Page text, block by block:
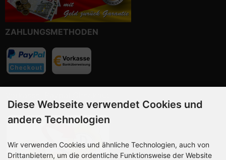
ZAHLUNGSMETHODEN
Diese Webseite verwendet Cookies und
andere Technologien
Wir verwenden Cookies und ähnliche Technologien, auch von
Drittanbietern, um die ordentliche Funktionsweise der Website